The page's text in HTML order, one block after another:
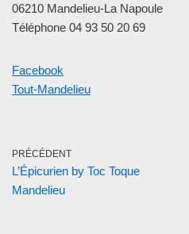
06210 Mandelieu-La Napoule
Téléphone 04 93 50 20 69
Facebook
Tout-Mandelieu
PRÉCÉDENT
L’Épicurien by Toc Toque
Mandelieu